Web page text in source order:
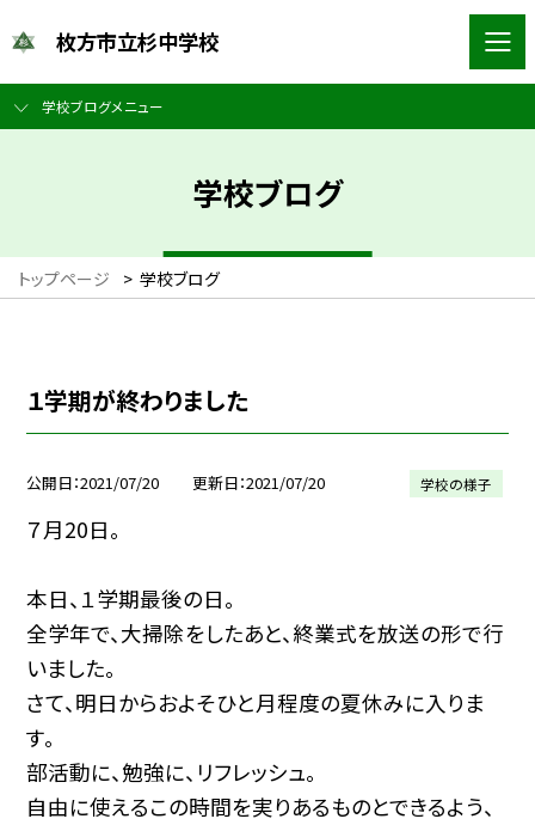
枚方市立杉中学校
学校ブログメニュー
学校ブログ
トップページ > 学校ブログ
１学期が終わりました
公開日 2021/07/20 更新日 2021/07/20 学校の様子
７月20日。
本日、１学期最後の日。
全学年で、大掃除をしたあと、終業式を放送の形で行
いました。
さて、明日からおよそひと月程度の夏休みに入りま
す。
部活動に、勉強に、リフレッシュ。
自由に使えるこの時間を実りあるものとできるよう、